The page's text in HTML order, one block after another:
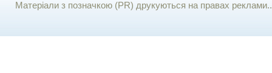
Матеріали з позначкою (PR) друкуються на правах реклами..